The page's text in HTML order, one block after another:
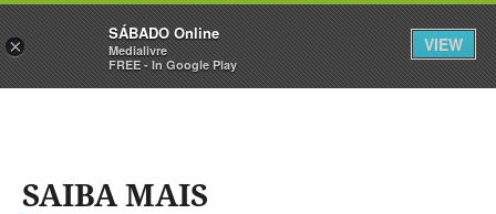
Sábado Assine Iniciar Sessão
SAIBA MAIS
×
SÁBADO Online
Medialivre
FREE - In Google Play
VIEW